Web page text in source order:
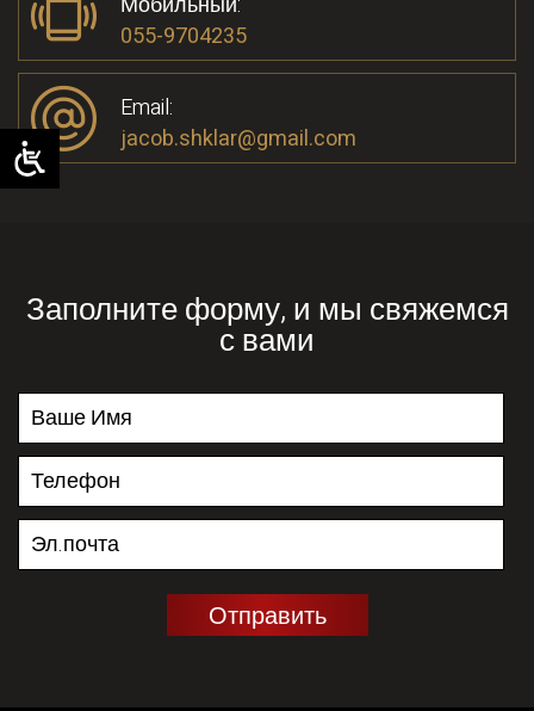
055-9704235
Email:
jacob.shklar@gmail.com
Заполните форму, и мы свяжемся
с вами